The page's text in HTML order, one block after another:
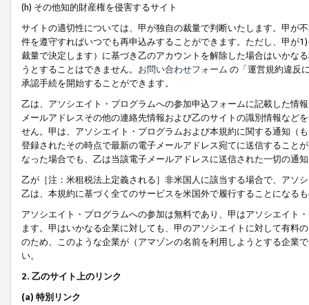
(h) その他知的財産権を侵害するサイト
サイトの適切性については、甲が独自の裁量で判断いたします。甲が
件を遵守すればいつでも再申込みすることができます。ただし、甲が
裁量で決定します）に基づき乙のアカウントを解除した場合はいかな
うとすることはできません。 お問い合わせフォーム の「運営規約違反
承認手続を開始することができます。
乙は、アソシエイト・プログラムへの参加申込フォームに記載した情
メールアドレスその他の連絡先情報および乙のサイトの識別情報など
せん。甲は、アソシエイト・プログラムおよび本規約に関する通知（
登録されたその時点で最新の電子メールアドレス宛てに送信すること
なった場合でも、乙は当該電子メールアドレスに送信された一切の通
乙が［注：米租税法上定義される］非米国人に該当する場合で、アソ
乙は、本規約に基づく全てのサービスを米国外で履行することになる
アソシエイト・プログラムへの参加は無料であり、甲はアソシエイト
ます。甲はいかなる企業に対しても、甲のアソシエイトに対して有料
のため、このような企業が（アマゾンの名前を利用しようとする企業
い。
2. 乙のサイト上のリンク
(a) 特別リンク